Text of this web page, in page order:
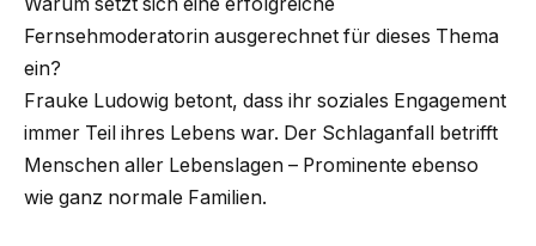
Fernsehmoderatorin ausgerechnet für dieses Thema
ein?
Frauke Ludowig betont, dass ihr soziales Engagement
immer Teil ihres Lebens war. Der Schlaganfall betrifft
Menschen aller Lebenslagen – Prominente ebenso
wie ganz normale Familien.